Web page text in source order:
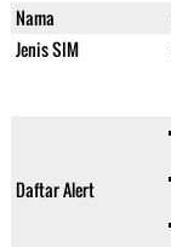
Nama
Jenis SIM
Daftar Alert